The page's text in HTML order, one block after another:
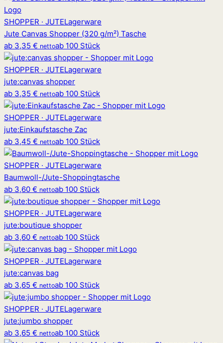
SHOPPER · JUTELagerware
Jute Canvas Shopper (320 g/m²) Tasche
ab 3,35 € nettoab 100 Stück
SHOPPER · JUTELagerware
jute:canvas shopper
ab 3,35 € nettoab 100 Stück
SHOPPER · JUTELagerware
jute:Einkaufstasche Zac
ab 3,45 € nettoab 100 Stück
SHOPPER · JUTELagerware
Baumwoll-/Jute-Shoppingtasche
ab 3,60 € nettoab 100 Stück
SHOPPER · JUTELagerware
jute:boutique shopper
ab 3,60 € nettoab 100 Stück
SHOPPER · JUTELagerware
jute:canvas bag
ab 3,65 € nettoab 100 Stück
SHOPPER · JUTELagerware
jute:jumbo shopper
ab 3,65 € nettoab 100 Stück